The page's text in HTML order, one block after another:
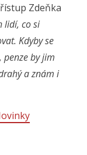
Zdeňka
lidí, co si
Kdyby se
penze by jim
a znám i